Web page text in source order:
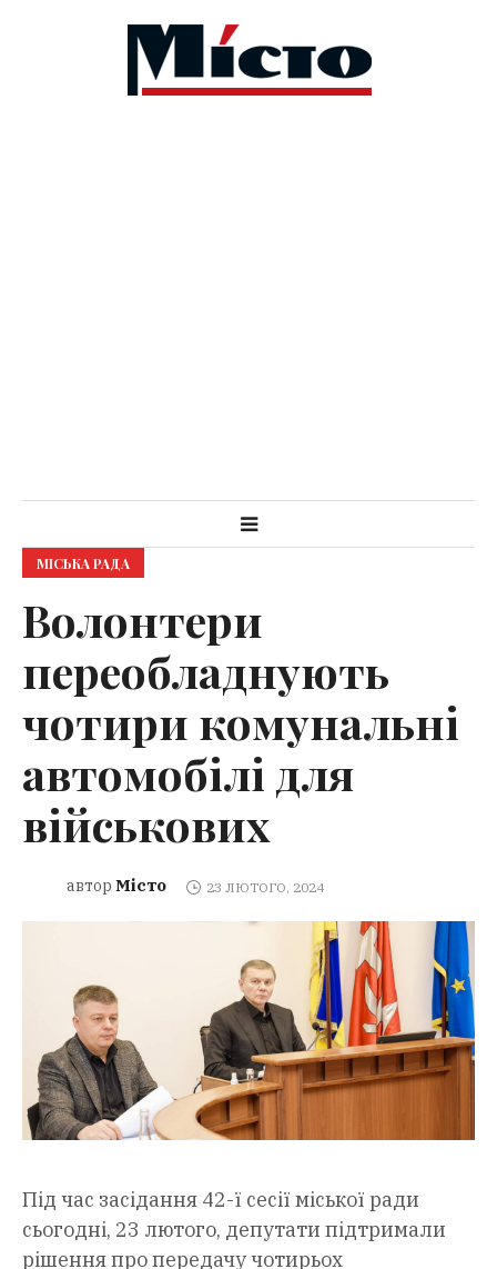
МІСЬКА РАДА
Волонтери
переобладнують
чотири комунальні
автомобілі для
військових
автор Місто 23 ЛЮТОГО, 2024
Під час засідання 42-ї сесії міської ради
сьогодні, 23 лютого, депутати підтримали
рішення про передачу чотирьох